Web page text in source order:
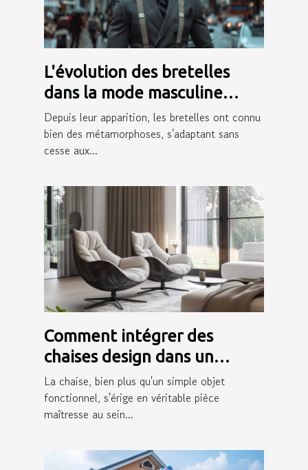
L'évolution des bretelles
dans la mode masculine
moderne
Depuis leur apparition, les bretelles ont connu
bien des métamorphoses, s'adaptant sans
cesse aux...
Comment intégrer des
chaises design dans un
intérieur moderne
La chaise, bien plus qu'un simple objet
fonctionnel, s'érige en véritable pièce
maîtresse au sein...